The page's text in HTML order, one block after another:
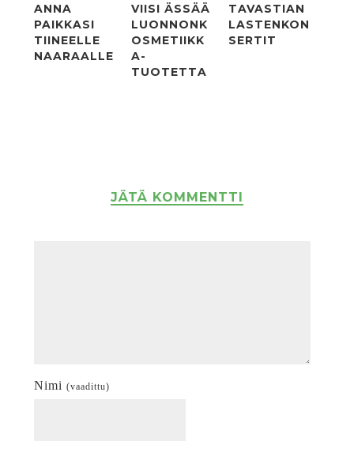
ANNA
PAIKKASI
TIINEELLE
NAARAALLE
VIISI ÄSSÄÄ
LUONNONK
OSMETIIKK
A­
TUOTETTA
TAVASTIAN
LASTENKON
SERTIT
JÄTÄ KOMMENTTI
Nimi (vaadittu)